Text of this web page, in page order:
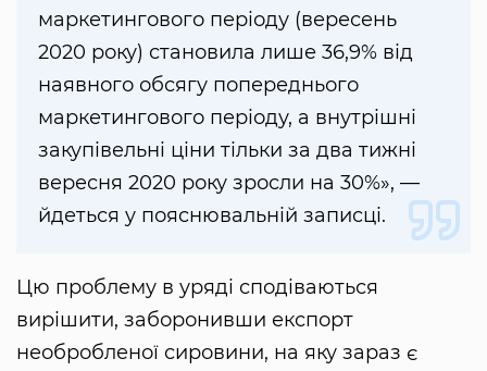
маркетингового періоду (вересень
2020 року) становила лише 36,9% від
наявного обсягу попереднього
маркетингового періоду, а внутрішні
закупівельні ціни тільки за два тижні
вересня 2020 року зросли на 30%», —
йдеться у пояснювальній записці.
Цю проблему в уряді сподіваються
вирішити, заборонивши експорт
необробленої сировини, на яку зараз є